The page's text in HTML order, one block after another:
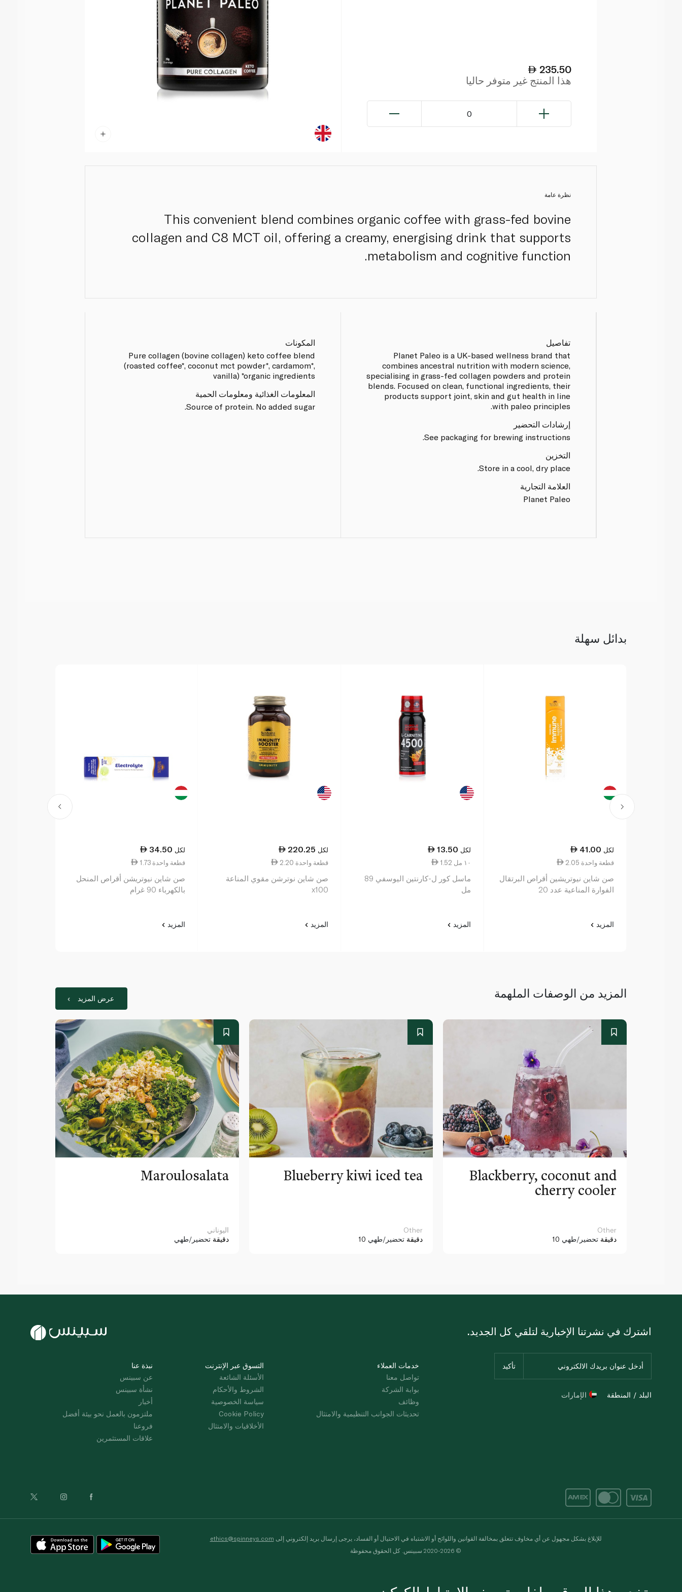
235.50
هذا المنتج غير متوفر حاليا
0
نظرة عامة
This convenient blend combines organic coffee with grass-fed bovine
collagen and C8 MCT oil, offering a creamy, energising drink that supports
metabolism and cognitive function.
تفاصيل
Planet Paleo is a UK-based wellness brand that
combines ancestral nutrition with modern science,
specialising in grass-fed collagen powders and protein
blends. Focused on clean, functional ingredients, their
products support joint, skin and gut health in line
with paleo principles.
إرشادات التحضير
See packaging for brewing instructions.
التخزين
Store in a cool, dry place.
العلامة التجارية
Planet Paleo
المكونات
Pure collagen (bovine collagen) keto coffee blend
(roasted coffee*, coconut mct powder*, cardamom*,
vanilla) *organic ingredients
المعلومات الغذائية ومعلومات الحمية
Source of protein. No added sugar.
بدائل سهلة
41.00 لكل
2.05 قطعة واحدة
صن شاين نيوتريشين أقراص البرتقال
الفوارة المناعية عدد 20
المزيد
13.50 لكل
1.52 ١٠ مل
ماسل كور ل-كارنتين اليوسفي 89
مل
المزيد
220.25 لكل
2.20 قطعة واحدة
صن شاين نوترشن مقوي المناعة
x100
المزيد
34.50 لكل
1.73 قطعة واحدة
صن شاين نيوتريشن أقراص المنحل
بالكهرباء 90 غرام
المزيد
المزيد من الوصفات الملهمة عرض المزيد
Maroulosalata
اليوناني
دقيقة تحضير/طهي
Blueberry kiwi iced tea
Other
10 دقيقة تحضير/طهي
Blackberry, coconut and
cherry cooler
Other
10 دقيقة تحضير/طهي
نبذة عنا
عن سبينس
نشأة سبينس
أخبار
ملتزمون بالعمل نحو بيئة أفضل
فروعنا
علاقات المستثمرين
التسوق عبر الإنترنت
الأسئلة الشائعة
الشروط والأحكام
سياسة الخصوصية
Cookie Policy
الأخلاقيات والامتثال
خدمات العملاء
تواصل معنا
بوابة الشركة
وظائف
تحديثات الجوانب التنظيمية والامتثال
اشترك في نشرتنا الإخبارية لتلقي كل الجديد.
البلد / المنطقة الإمارات
للإبلاغ بشكل مجهول عن أي مخاوف تتعلق بمخالفة القوانين واللوائح أو الاشتباه في الاحتيال أو الفساد، يرجى إرسال بريد إلكتروني إلى ethics@spinneys.com
© 2020-2026 سبينس. كل الحقوق محفوظة